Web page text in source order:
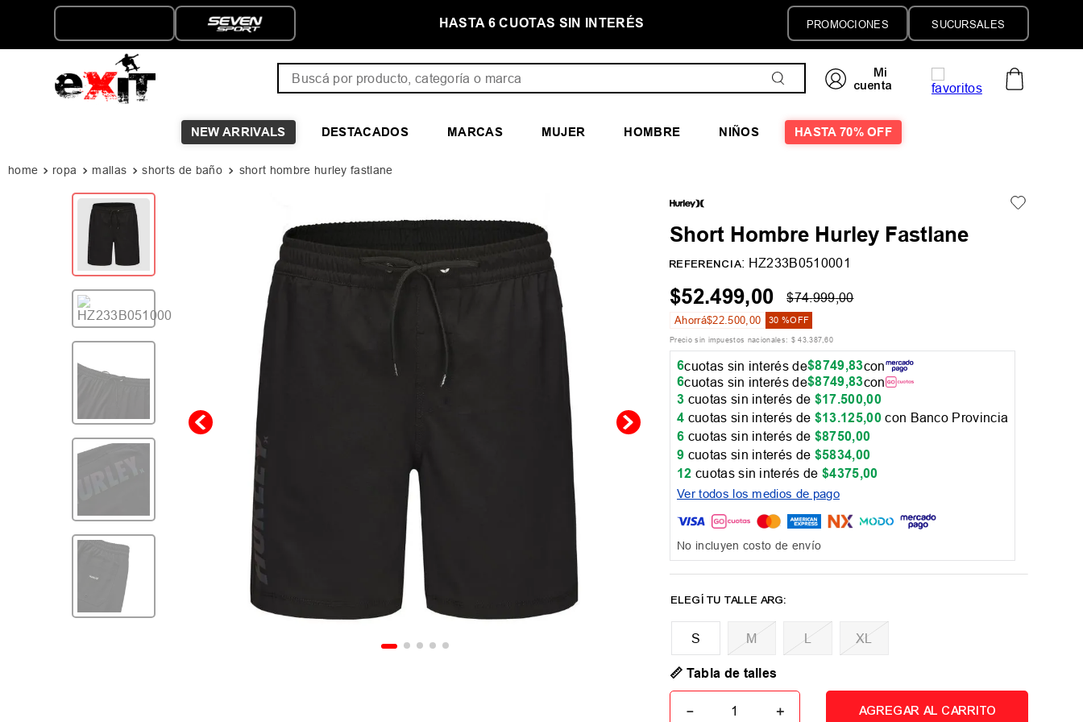
ENVÍO GRATIS A PARTIR DE
$149.999
HASTA 6 CUOTAS SIN INTERÉS PROMOCIONES SUCURSALES
NEW ARRIVALS DESTACADOS MARCAS MUJER HOMBRE NIÑOS HASTA 70% OFF
ropa mallas shorts de baño short hombre hurley fastlane
Short Hombre Hurley Fastlane
REFERENCIA: HZ233B0510001
$52.499,00 $74.999,00
Ahorrá$22.500,00 30 %OFF
Precio sin impuestos nacionales: $ 43.387,60
6cuotas sin interés de$8749,83con
6cuotas sin interés de$8749,83con
3 cuotas sin interés de $17.500,00
4 cuotas sin interés de $13.125,00 con Banco Provincia
6 cuotas sin interés de $8750,00
9 cuotas sin interés de $5834,00
12 cuotas sin interés de$4375,00
Ver todos los medios de pago
No incluyen costo de envío
M L XL
📏 Tabla de talles
＋
－ AGREGAR AL CARRITO